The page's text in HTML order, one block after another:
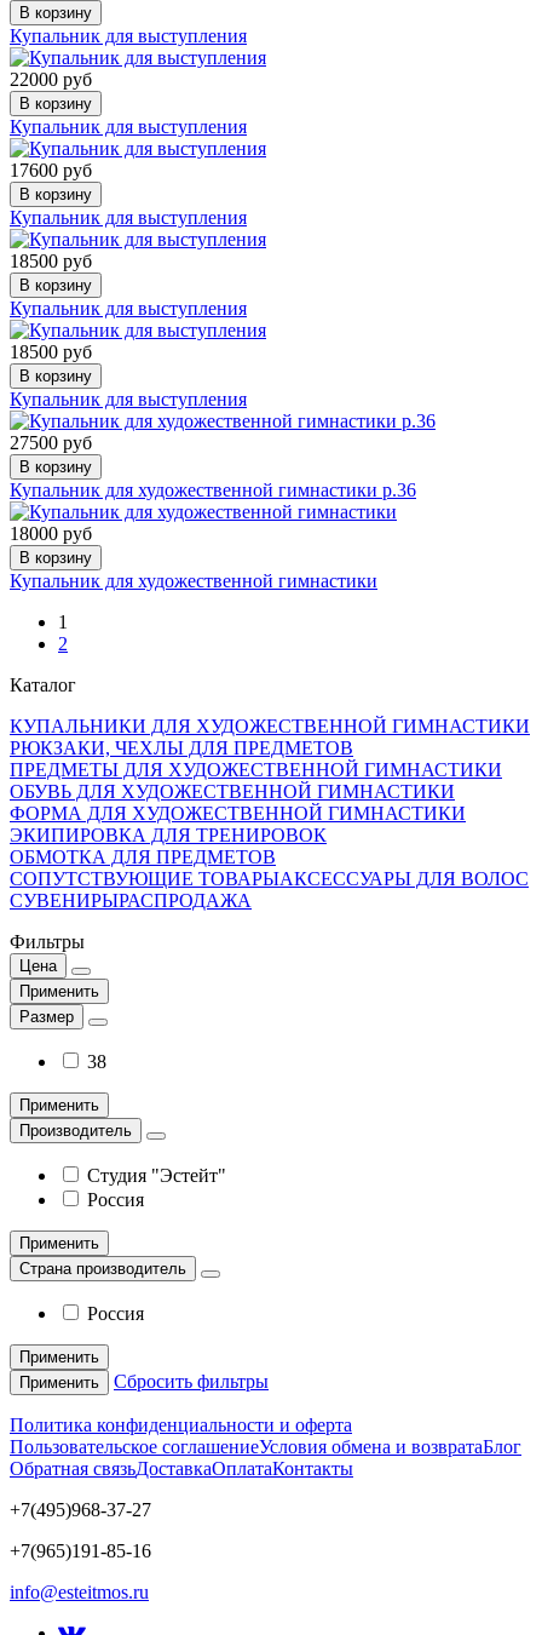
В корзину
Купальник для выступления
22000 руб
В корзину
Купальник для выступления
17600 руб
В корзину
Купальник для выступления
18500 руб
В корзину
Купальник для выступления
18500 руб
В корзину
Купальник для выступления
27500 руб
В корзину
Купальник для художественной гимнастики р.36
18000 руб
В корзину
Купальник для художественной гимнастики
1
2
Каталог
КУПАЛЬНИКИ ДЛЯ ХУДОЖЕСТВЕННОЙ ГИМНАСТИКИ
РЮКЗАКИ, ЧЕХЛЫ ДЛЯ ПРЕДМЕТОВ
ПРЕДМЕТЫ ДЛЯ ХУДОЖЕСТВЕННОЙ ГИМНАСТИКИ
ОБУВЬ ДЛЯ ХУДОЖЕСТВЕННОЙ ГИМНАСТИКИ
ФОРМА ДЛЯ ХУДОЖЕСТВЕННОЙ ГИМНАСТИКИ
ЭКИПИРОВКА ДЛЯ ТРЕНИРОВОК
ОБМОТКА ДЛЯ ПРЕДМЕТОВ
СОПУТСТВУЮЩИЕ ТОВАРЫАКСЕССУАРЫ ДЛЯ ВОЛОС
СУВЕНИРЫРАСПРОДАЖА
Фильтры
Цена
Применить
Размер
38
Применить
Производитель
Студия "Эстейт"
Россия
Применить
Страна производитель
Россия
Применить
Применить
Сбросить фильтры
Политика конфиденциальности и оферта
Пользовательское соглашениеУсловия обмена и возвратаБлог
Обратная связьДоставкаОплатаКонтакты
+7(495)968-37-27
+7(965)191-85-16
info@esteitmos.ru